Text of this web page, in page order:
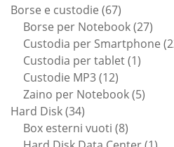
Borse e custodie 6767
prodotti
Borse per Notebook 2727
Custodia per Smartphone
Custodia per tablet 11
Custodie MP3 1212
prodotti
Zaino per Notebook 55
Hard Disk 3434
prodotti
Box esterni vuoti 88